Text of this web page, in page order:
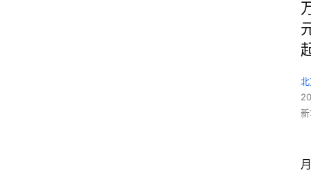
月